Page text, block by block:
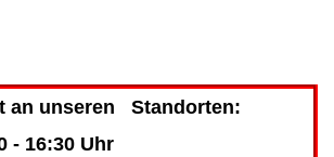
an unseren Standorten:
- 16:30 Uhr